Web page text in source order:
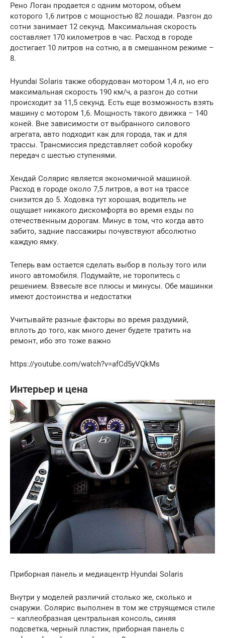
Рено Логан продается с одним мотором, объем
которого 1,6 литров с мощностью 82 лошади. Разгон до
сотни занимает 12 секунд. Максимальная скорость
составляет 170 километров в час. Расход в городе
достигает 10 литров на сотню, а в смешанном режиме –
8.
Hyundai Solaris также оборудован мотором 1,4 л, но его
максимальная скорость 190 км/ч, а разгон до сотни
происходит за 11,5 секунд. Есть еще возможность взять
машину с мотором 1,6. Мощность такого движка – 140
коней. Вне зависимости от выбранного силового
агрегата, авто подходит как для города, так и для
трассы. Трансмиссия представляет собой коробку
передач с шестью ступенями.
Хендай Солярис является экономичной машиной.
Расход в городе около 7,5 литров, а вот на трассе
снизится до 5. Ходовка тут хорошая, водитель не
ощущает никакого дискомфорта во время езды по
отечественным дорогам. Минус в том, что когда авто
забито, задние пассажиры почувствуют абсолютно
каждую ямку.
Теперь вам остается сделать выбор в пользу того или
иного автомобиля. Подумайте, не торопитесь с
решением. Взвесьте все плюсы и минусы. Обе машинки
имеют достоинства и недостатки
Учитывайте разные факторы во время раздумий,
вплоть до того, как много денег будете тратить на
ремонт, ибо это тоже важно
https://youtube.com/watch?v=afCd5yVQkMs
Интерьер и цена
Приборная панель и медиацентр Hyundai Solaris
Внутри у моделей различий столько же, сколько и
снаружи. Солярис выполнен в том же струящемся стиле
– каплеобразная центральная консоль, синяя
подсветка, черный пластик, приборная панель с